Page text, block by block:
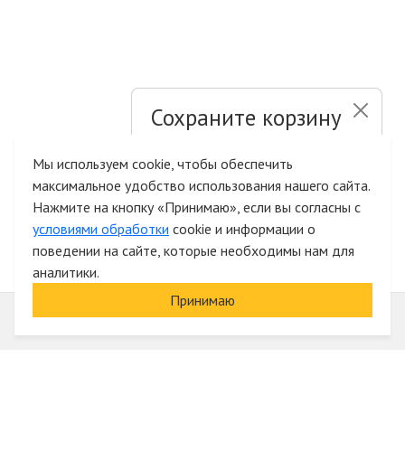
Сохраните корзину
Быстрая авторизация на сайте
Мы используем cookie, чтобы обеспечить
максимальное удобство использования нашего сайта.
Нажмите на кнопку «Принимаю», если вы согласны с
условиями обработки cookie и информации о
поведении на сайте, которые необходимы нам для
аналитики.
Принимаю